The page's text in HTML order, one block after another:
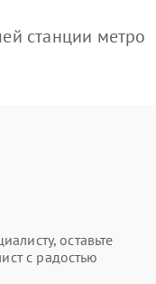
станции метро
оставьте
с радостью